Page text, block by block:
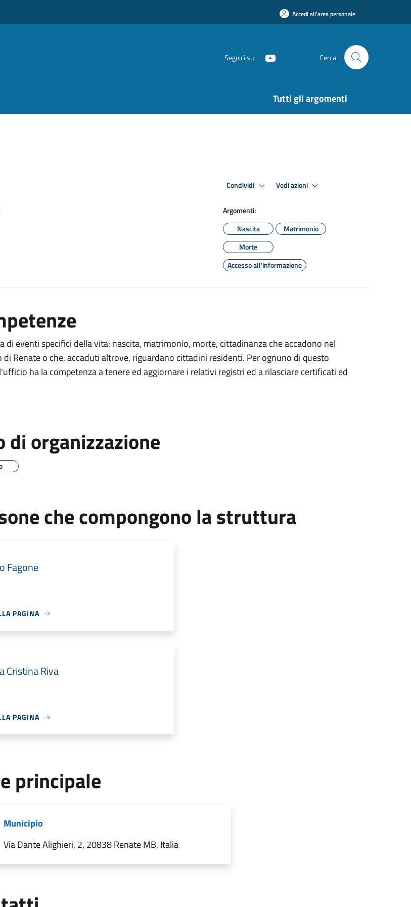
Accedi all'area personale
Seguici su Cerca
Tutti gli argomenti
Condividi Vedi azioni
Argomenti:
Nascita
Matrimonio
Morte
Accesso all'informazione
di eventi specifici della vita: nascita, matrimonio, morte, cittadinanza che accadono nel
Renate o che, accaduti altrove, riguardano cittadini residenti. Per ognuno di questo
ha la competenza a tenere ed aggiornare i relativi registri ed a rilasciare certificati ed
di organizzazione
che compongono la struttura
Fagone
PAGINA
Cristina Riva
PAGINA
principale
Municipio
Via Dante Alighieri, 2, 20838 Renate MB, Italia